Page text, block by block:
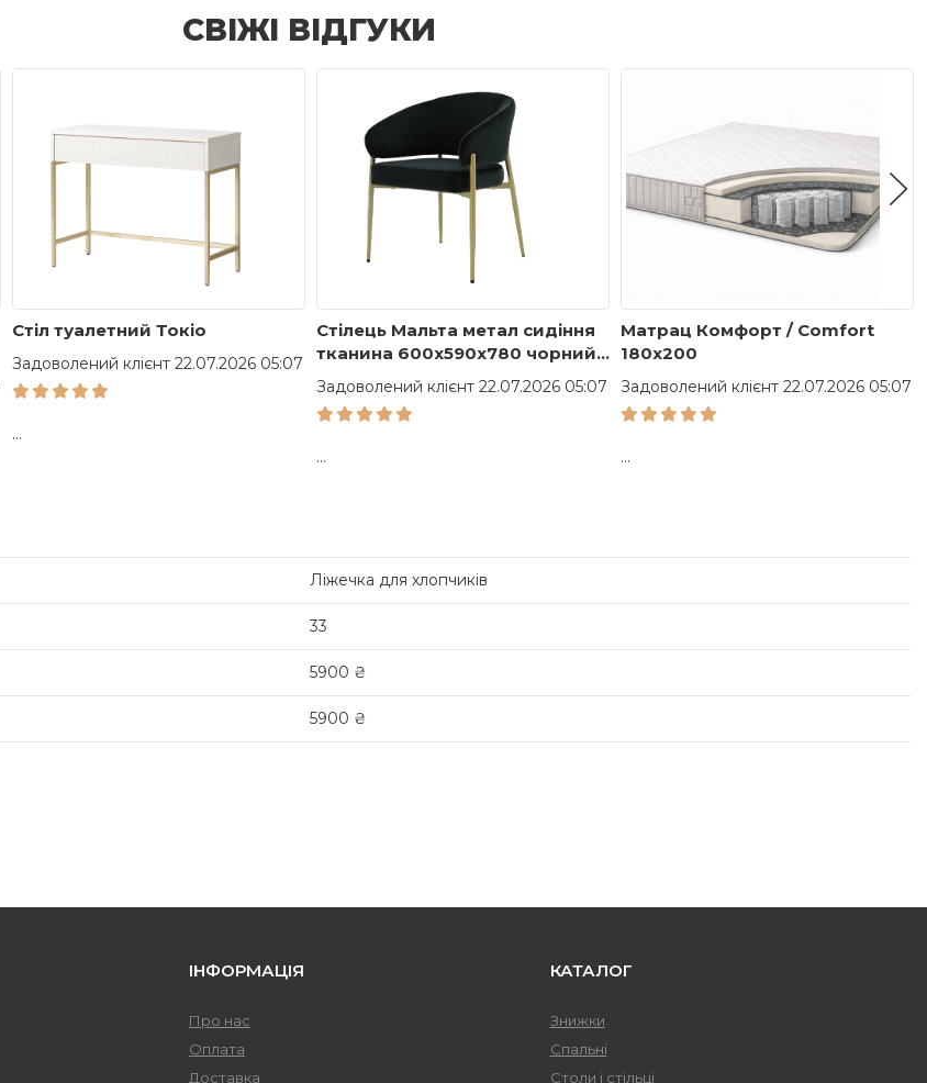
СВІЖІ ВІДГУКИ
Стіл туалетний Токіо
Задоволений клієнт 22.07.2026 05:07
...
Стілець Мальта метал сидіння
тканина 600x590x780 чорний,
ноги золоті
Задоволений клієнт 22.07.2026 05:07
...
Матрац Комфорт / Comfort
180x200
Задоволений клієнт 22.07.2026 05:07
...
Ліжечка для хлопчиків
33
5900 ₴
5900 ₴
ІНФОРМАЦІЯ
Про нас
Оплата
Доставка
КАТАЛОГ
Знижки
Спальні
Столи і стільці